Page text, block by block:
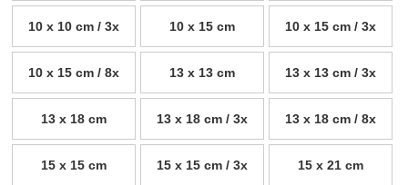
10 x 10 cm / 3x 10 x 15 cm 10 x 15 cm / 3x
10 x 15 cm / 8x 13 x 13 cm 13 x 13 cm / 3x
13 x 18 cm 13 x 18 cm / 3x 13 x 18 cm / 8x
15 x 15 cm 15 x 15 cm / 3x 15 x 21 cm